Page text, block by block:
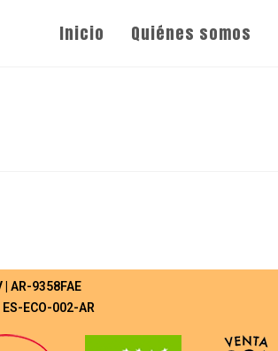
Inicio Quiénes somos
AR-9358FAE
ECO-002-AR